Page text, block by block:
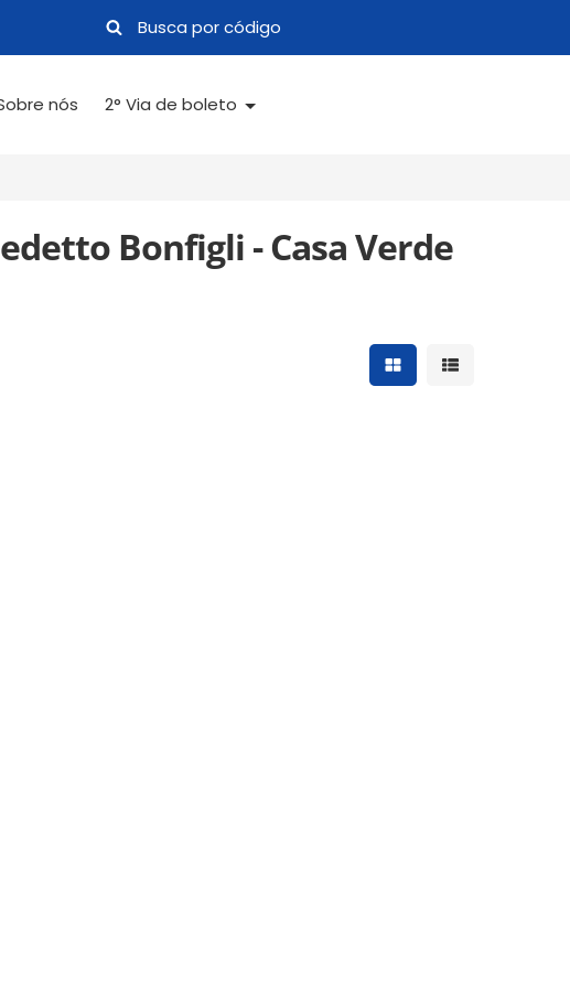
nós 2° Via de boleto
Bonfigli - Casa Verde
Mostrar resultados
Mostrar